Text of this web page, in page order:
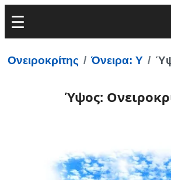
Ονειροκρίτης Όνειρα: Υ
Ύψος: